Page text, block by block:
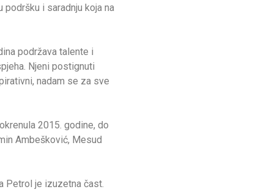
i saradnju koja na
podržava talente i
Njeni postignuti
nadam se za sve
2015. godine, do
Ambešković, Mesud
Petrol je izuzetna čast.